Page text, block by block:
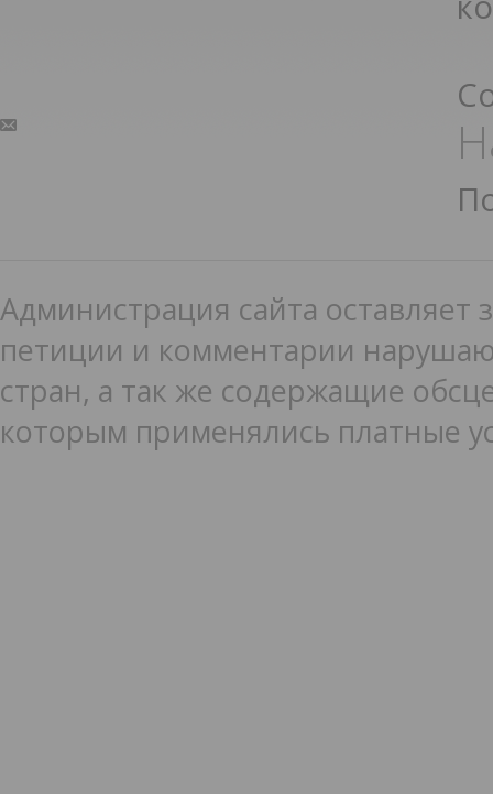
Администрация сайта оставляет
петиции и комментарии
стран, а так же содержащие
которым применялись платные